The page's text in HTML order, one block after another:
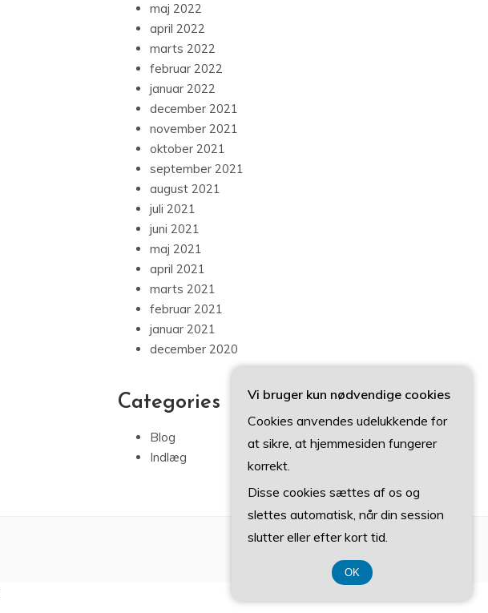
maj 2022
april 2022
marts 2022
februar 2022
januar 2022
december 2021
november 2021
oktober 2021
september 2021
august 2021
juli 2021
juni 2021
maj 2021
april 2021
marts 2021
februar 2021
januar 2021
december 2020
Categories
Blog
Indlæg
Vi bruger kun nødvendige cookies
Cookies anvendes udelukkende for
at sikre, at hjemmesiden fungerer
korrekt.
Disse cookies sættes af os og
slettes automatisk, når din session
slutter eller efter kort tid.
OK